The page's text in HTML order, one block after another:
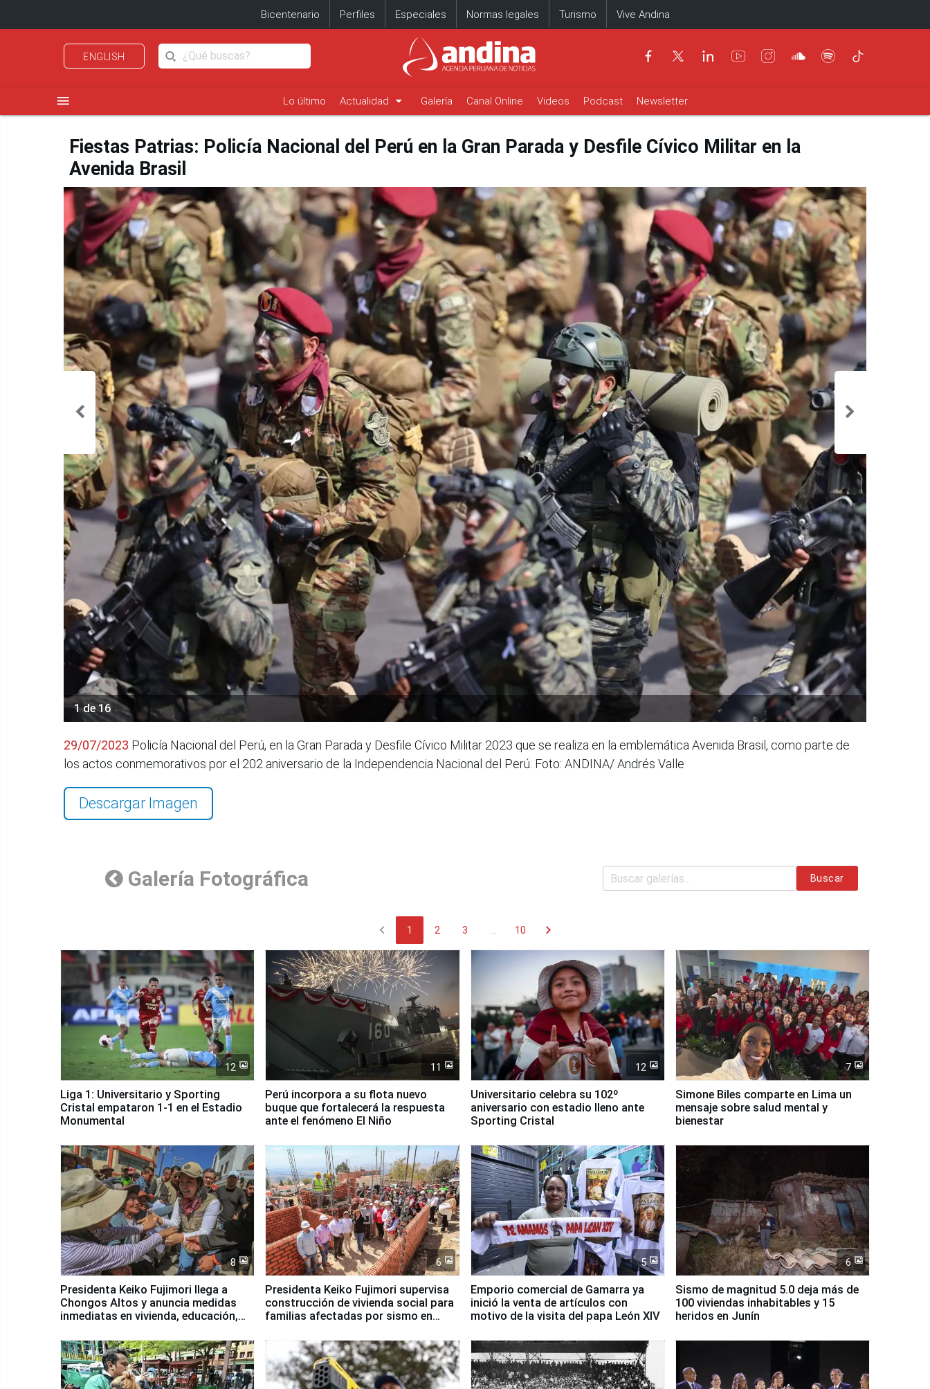
Bicentenario Perfiles Especiales Normas legales Turismo Vive Andina
ENGLISH
menu Lo último Actualidad arrow_drop_down Galería Canal Online Videos Podcast Newsletter
Fiestas Patrias: Policía Nacional del Perú en la Gran Parada y Desfile Cívico Militar en la
Avenida Brasil
1 de 16
29/07/2023 Policía Nacional del Perú, en la Gran Parada y Desfile Cívico Militar 2023 que se realiza en la emblemática Avenida Brasil, como parte de
los actos conmemorativos por el 202 aniversario de la Independencia Nacional del Perú. Foto: ANDINA/ Andrés Valle
Descargar Imagen
Galería Fotográfica Buscar
chevron_left 1 2 3 ... 10 chevron_right
12
Liga 1: Universitario y Sporting
Cristal empataron 1-1 en el Estadio
Monumental
11
Perú incorpora a su flota nuevo
buque que fortalecerá la respuesta
ante el fenómeno El Niño
12
Universitario celebra su 102º
aniversario con estadio lleno ante
Sporting Cristal
7
Simone Biles comparte en Lima un
mensaje sobre salud mental y
bienestar
8
Presidenta Keiko Fujimori llega a
Chongos Altos y anuncia medidas
inmediatas en vivienda, educación,
6
Presidenta Keiko Fujimori supervisa
construcción de vivienda social para
familias afectadas por sismo en
5
Emporio comercial de Gamarra ya
inició la venta de artículos con
motivo de la visita del papa León XIV
6
Sismo de magnitud 5.0 deja más de
100 viviendas inhabitables y 15
heridos en Junín